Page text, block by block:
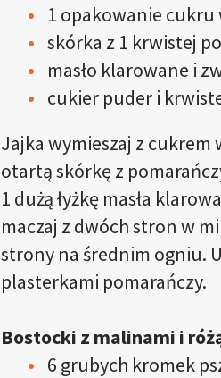
1 opakowanie
skórka z 1 krwistej
masło klarowane i
cukier puder i
Jajka wymieszaj z cukrem
otartą skórkę z
1 dużą łyżkę masła
maczaj z dwóch stron w
strony na średnim ogniu.
plasterkami pomarańczy.
Bostocki z malinami i
6 grubych kromek